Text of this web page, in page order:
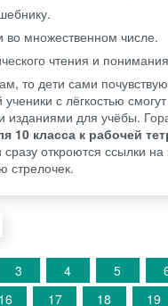
во множественном числе.
чтения и
то дети сами
с лёгкостью
изданиями для учёбы.
10 класса к рабочей
откроются ссылки
стрелочек.
3 4 5
16 17 18 19